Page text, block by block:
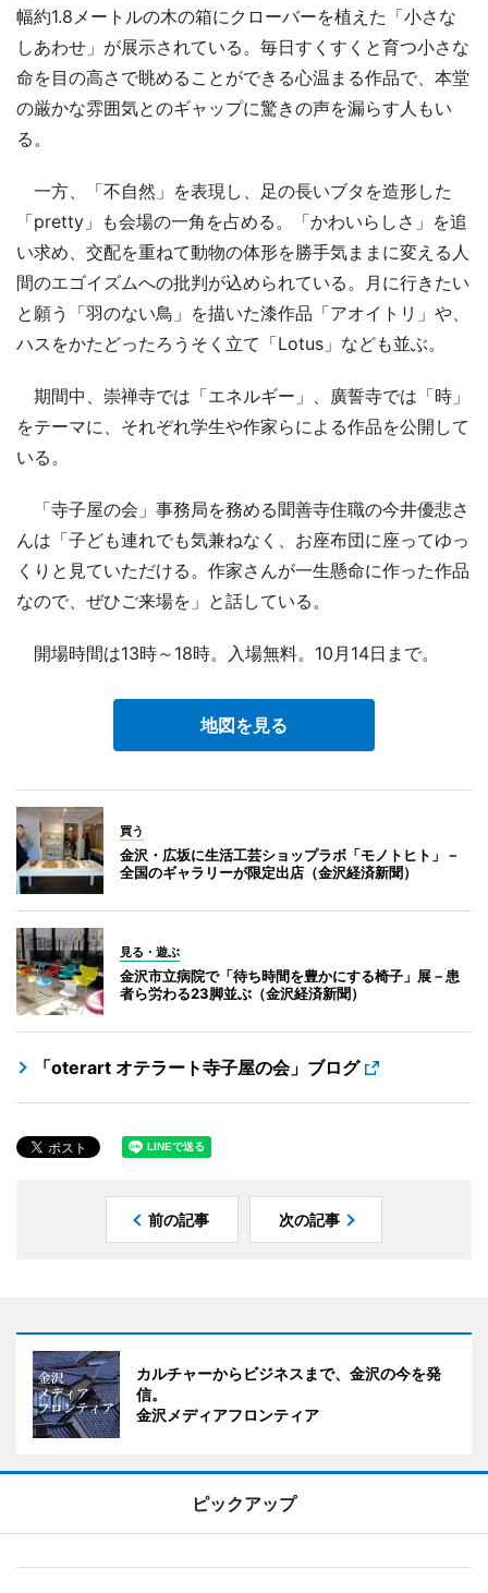
幅約1.8メートルの木の箱にクローバーを植えた「小さな
しあわせ」が展示されている。毎日すくすくと育つ小さな
命を目の高さで眺めることができる心温まる作品で、本堂
の厳かな雰囲気とのギャップに驚きの声を漏らす人もい
る。
一方、「不自然」を表現し、足の長いブタを造形した
「pretty」も会場の一角を占める。「かわいらしさ」を追
い求め、交配を重ねて動物の体形を勝手気ままに変える人
間のエゴイズムへの批判が込められている。月に行きたい
と願う「羽のない鳥」を描いた漆作品「アオイトリ」や、
ハスをかたどったろうそく立て「Lotus」なども並ぶ。
期間中、崇禅寺では「エネルギー」、廣誓寺では「時」
をテーマに、それぞれ学生や作家らによる作品を公開して
いる。
「寺子屋の会」事務局を務める聞善寺住職の今井優悲さ
んは「子ども連れでも気兼ねなく、お座布団に座ってゆっ
くりと見ていただける。作家さんが一生懸命に作った作品
なので、ぜひご来場を」と話している。
開場時間は13時～18時。入場無料。10月14日まで。
地図を見る
買う
金沢・広坂に生活工芸ショップラボ「モノトヒト」－
全国のギャラリーが限定出店（金沢経済新聞）
見る・遊ぶ
金沢市立病院で「待ち時間を豊かにする椅子」展－患
者ら労わる23脚並ぶ（金沢経済新聞）
「oterart オテラート寺子屋の会」ブログ
前の記事 次の記事
カルチャーからビジネスまで、金沢の今を発
信。
金沢メディアフロンティア
ピックアップ